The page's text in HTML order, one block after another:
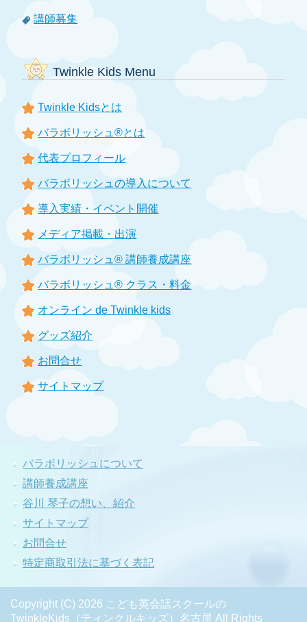
講師募集
Twinkle Kids Menu
Twinkle Kidsとは
バラボリッシュ®とは
代表プロフィール
バラボリッシュの導入について
導入実績・イベント開催
メディア掲載・出演
バラボリッシュ® 講師養成講座
バラボリッシュ® クラス・料金
オンライン de Twinkle kids
グッズ紹介
お問合せ
サイトマップ
バラボリッシュについて
講師養成講座
谷川 琴子の想い、紹介
サイトマップ
お問合せ
特定商取引法に基づく表記
Copyright (C) 2026 こども英会話スクールの
TwinkleKids（ティンクルキッズ）名古屋 All Rights